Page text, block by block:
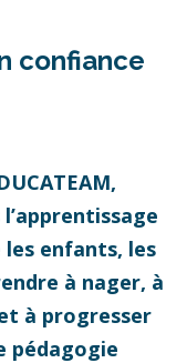
confiance
enfants, les
à nager, à
à progresser
pédagogie